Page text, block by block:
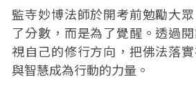
監寺妙博法師於開考前勉勵大
了分數，而是為了覺醒。透過
視自己的修行方向，把佛法落
與智慧成為行動的力量。